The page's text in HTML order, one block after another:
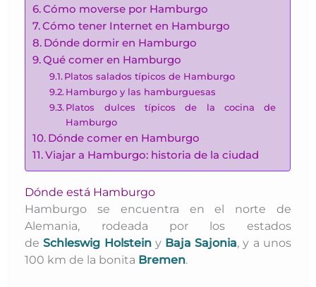
Cómo moverse por Hamburgo
Cómo tener Internet en Hamburgo
Dónde dormir en Hamburgo
Qué comer en Hamburgo
Platos salados típicos de Hamburgo
Hamburgo y las hamburguesas
Platos dulces típicos de la cocina de
Hamburgo
Dónde comer en Hamburgo
Viajar a Hamburgo: historia de la ciudad
Dónde está Hamburgo
Hamburgo se encuentra en el norte de
Alemania, rodeada por los estados
deSchleswig Holsteiny Baja Sajonia, y a unos
100 km de la bonita Bremen.